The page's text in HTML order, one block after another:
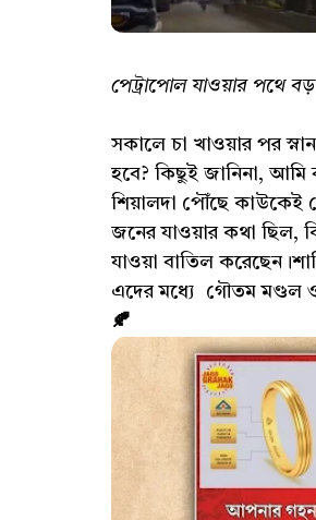
পেট্রাপোল যাওয়ার পথে
সকালে চা খাওয়ার পর
হবে? কিছুই জানিনা,
শিয়ালদা পৌঁছে কাউকেই
জনের যাওয়ার কথা ছিল,
যাওয়া বাতিল
এদের মধ্যে গৌতম মণ্ডল
🍂